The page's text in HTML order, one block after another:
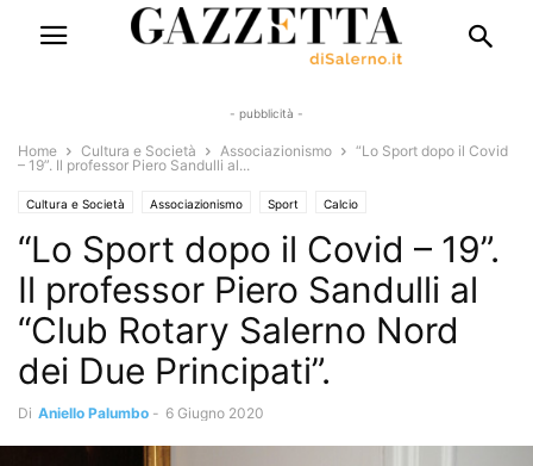
- pubblicità -
Home Cultura e Società Associazionismo
“Lo Sport dopo il Covid
– 19”. Il professor Piero Sandulli al...
Cultura e Società Associazionismo Sport Calcio
Emergenza Coronavirus - Covid 19 Eventi e Manifestazioni Cronaca
Interviste
“Lo Sport dopo il Covid – 19”.
Il professor Piero Sandulli al
“Club Rotary Salerno Nord
dei Due Principati”.
Di Aniello Palumbo - 6 Giugno 2020